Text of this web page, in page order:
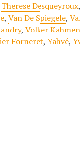
Therese Desqueyroux,
,Van De Spiegele,
,Volker Kahmen
Forneret,Yahvé,